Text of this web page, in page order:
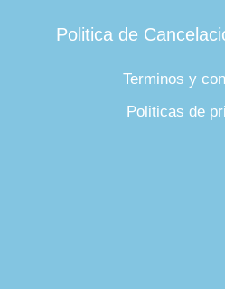
Politica de
Terminos y
Politicas de